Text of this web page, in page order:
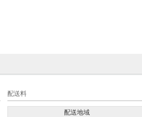
配送料
配送地域